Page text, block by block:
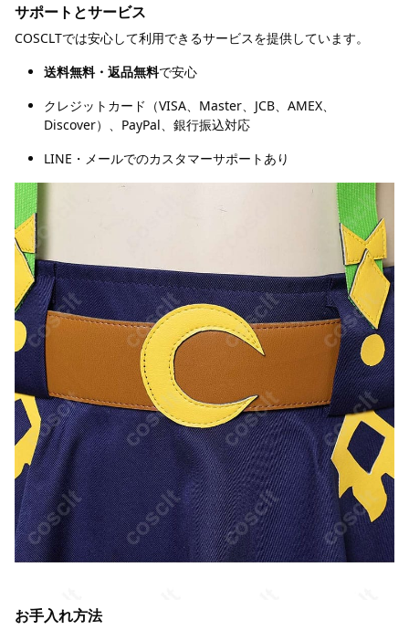
サポートとサービス
COSCLTでは安心して利用できるサービスを提供しています。
送料無料・返品無料で安心
クレジットカード（VISA、Master、JCB、AMEX、
Discover）、PayPal、銀行振込対応
LINE・メールでのカスタマーサポートあり
お手入れ方法